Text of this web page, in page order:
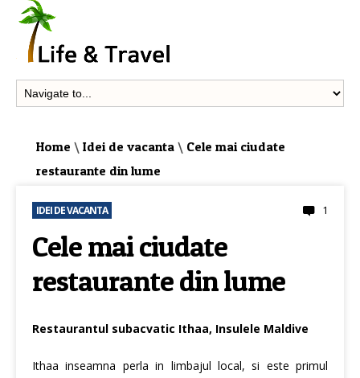
Home \ Idei de vacanta \ Cele mai ciudate
restaurante din lume
IDEI DE VACANTA 1
Cele mai ciudate
restaurante din lume
Restaurantul subacvatic Ithaa, Insulele Maldive
Ithaa inseamna perla in limbajul local, si este primul